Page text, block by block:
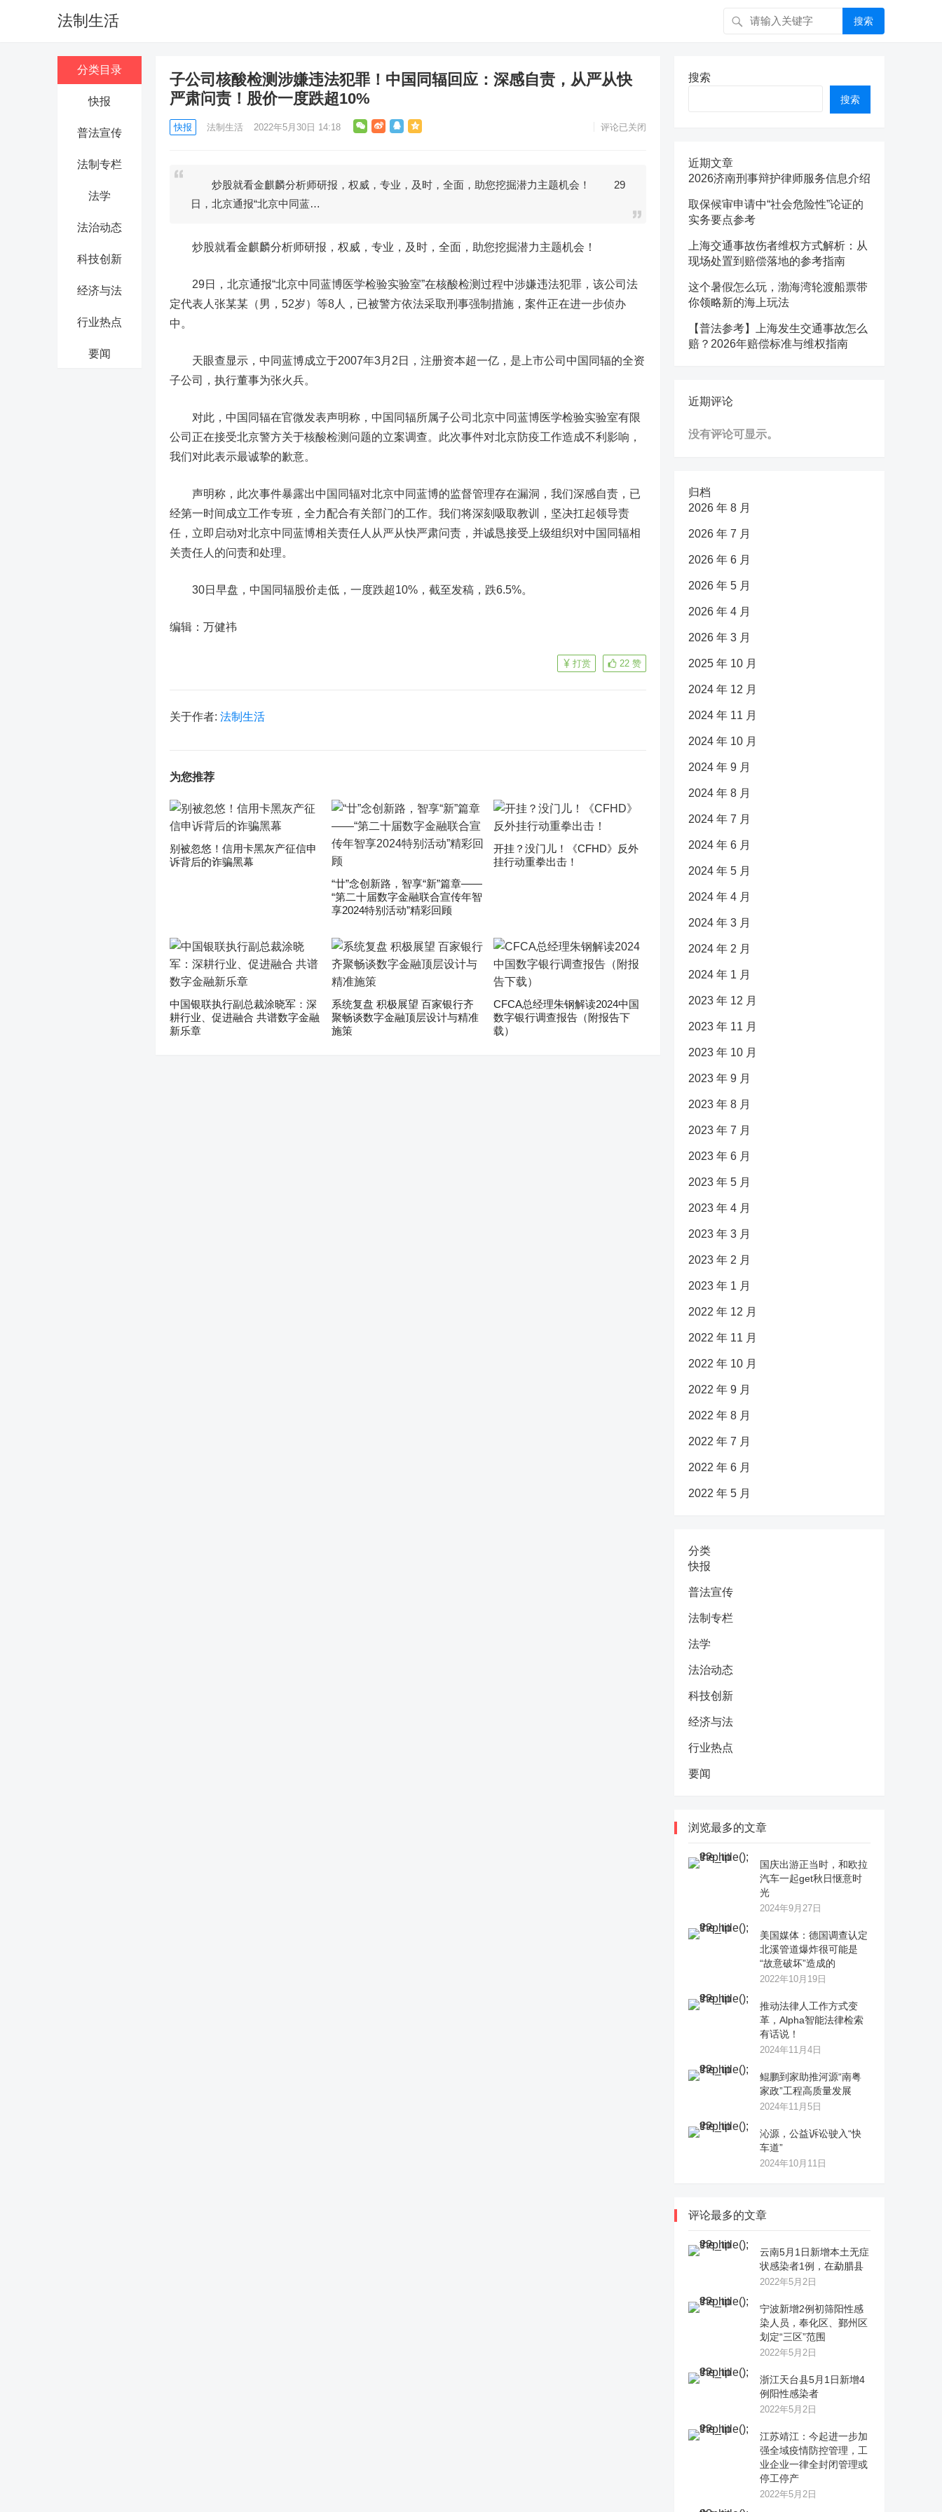
法制生活 搜索
分类目录
快报
普法宣传
法制专栏
法学
法治动态
科技创新
经济与法
行业热点
要闻
子公司核酸检测涉嫌违法犯罪！中国同辐回应：深感自责，从严从快
严肃问责！股价一度跌超10%
快报 法制生活 2022年5月30日 14:18 评论已关闭
炒股就看金麒麟分析师研报，权威，专业，及时，全面，助您挖掘潜力主题机会！ 29
日，北京通报“北京中同蓝…
炒股就看金麒麟分析师研报，权威，专业，及时，全面，助您挖掘潜力主题机会！
29日，北京通报“北京中同蓝博医学检验实验室”在核酸检测过程中涉嫌违法犯罪，该公司法
定代表人张某某（男，52岁）等8人，已被警方依法采取刑事强制措施，案件正在进一步侦办
中。
天眼查显示，中同蓝博成立于2007年3月2日，注册资本超一亿，是上市公司中国同辐的全资
子公司，执行董事为张火兵。
对此，中国同辐在官微发表声明称，中国同辐所属子公司北京中同蓝博医学检验实验室有限
公司正在接受北京警方关于核酸检测问题的立案调查。此次事件对北京防疫工作造成不利影响，
我们对此表示最诚挚的歉意。
声明称，此次事件暴露出中国同辐对北京中同蓝博的监督管理存在漏洞，我们深感自责，已
经第一时间成立工作专班，全力配合有关部门的工作。我们将深刻吸取教训，坚决扛起领导责
任，立即启动对北京中同蓝博相关责任人从严从快严肃问责，并诚恳接受上级组织对中国同辐相
关责任人的问责和处理。
30日早盘，中国同辐股价走低，一度跌超10%，截至发稿，跌6.5%。
编辑：万健祎
22 赞
打赏
关于作者: 法制生活
为您推荐
别被忽悠！信用卡黑灰产征信申
诉背后的诈骗黑幕
“廿”念创新路，智享“新”篇章——
“第二十届数字金融联合宣传年智
享2024特别活动”精彩回顾
开挂？没门儿！《CFHD》反外
挂行动重拳出击！
中国银联执行副总裁涂晓军：深
耕行业、促进融合 共谱数字金融
新乐章
系统复盘 积极展望 百家银行齐
聚畅谈数字金融顶层设计与精准
施策
CFCA总经理朱钢解读2024中国
数字银行调查报告（附报告下
载）
搜索
搜索
近期文章
2026济南刑事辩护律师服务信息介绍
取保候审申请中“社会危险性”论证的
实务要点参考
上海交通事故伤者维权方式解析：从
现场处置到赔偿落地的参考指南
这个暑假怎么玩，渤海湾轮渡船票带
你领略新的海上玩法
【普法参考】上海发生交通事故怎么
赔？2026年赔偿标准与维权指南
近期评论
没有评论可显示。
归档
2026 年 8 月
2026 年 7 月
2026 年 6 月
2026 年 5 月
2026 年 4 月
2026 年 3 月
2025 年 10 月
2024 年 12 月
2024 年 11 月
2024 年 10 月
2024 年 9 月
2024 年 8 月
2024 年 7 月
2024 年 6 月
2024 年 5 月
2024 年 4 月
2024 年 3 月
2024 年 2 月
2024 年 1 月
2023 年 12 月
2023 年 11 月
2023 年 10 月
2023 年 9 月
2023 年 8 月
2023 年 7 月
2023 年 6 月
2023 年 5 月
2023 年 4 月
2023 年 3 月
2023 年 2 月
2023 年 1 月
2022 年 12 月
2022 年 11 月
2022 年 10 月
2022 年 9 月
2022 年 8 月
2022 年 7 月
2022 年 6 月
2022 年 5 月
分类
快报
普法宣传
法制专栏
法学
法治动态
科技创新
经济与法
行业热点
要闻
浏览最多的文章
国庆出游正当时，和欧拉
汽车一起get秋日惬意时
光
2024年9月27日
美国媒体：德国调查认定
北溪管道爆炸很可能是
“故意破坏”造成的
2022年10月19日
推动法律人工作方式变
革，Alpha智能法律检索
有话说！
2024年11月4日
鲲鹏到家助推河源“南粤
家政”工程高质量发展
2024年11月5日
沁源，公益诉讼驶入“快
车道”
2024年10月11日
评论最多的文章
云南5月1日新增本土无症
状感染者1例，在勐腊县
2022年5月2日
宁波新增2例初筛阳性感
染人员，奉化区、鄞州区
划定“三区”范围
2022年5月2日
浙江天台县5月1日新增4
例阳性感染者
2022年5月2日
江苏靖江：今起进一步加
强全域疫情防控管理，工
业企业一律全封闭管理或
停工停产
2022年5月2日